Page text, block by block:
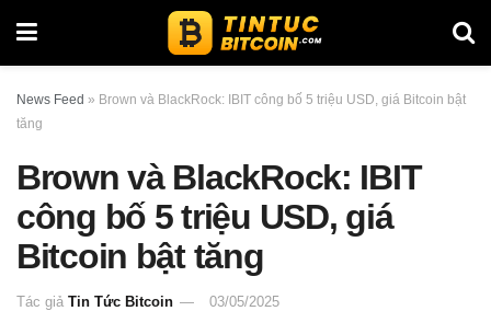
News Feed » Brown và BlackRock: IBIT công bố 5 triệu USD, giá Bitcoin bật
tăng
Brown và BlackRock: IBIT
công bố 5 triệu USD, giá
Bitcoin bật tăng
Tác giả Tin Tức Bitcoin 03/05/2025